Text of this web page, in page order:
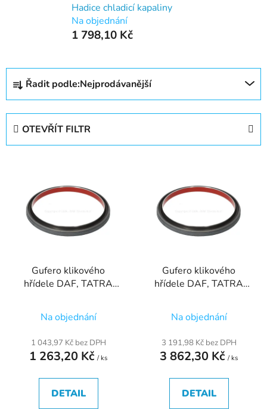
Hadice chladicí kapaliny
Na objednání
1 798,10 Kč
Ř
z
Řadit podle:Nejprodávanější
OTEVŘÍT FILTR
Gufero klikového
hřídele DAF, TATRA
Na objednání
1 043,97 Kč bez DPH
1 263,20 Kč / ks
DETAIL
Gufero klikového
hřídele DAF, TATRA
Na objednání
3 191,98 Kč bez DPH
3 862,30 Kč / ks
DETAIL